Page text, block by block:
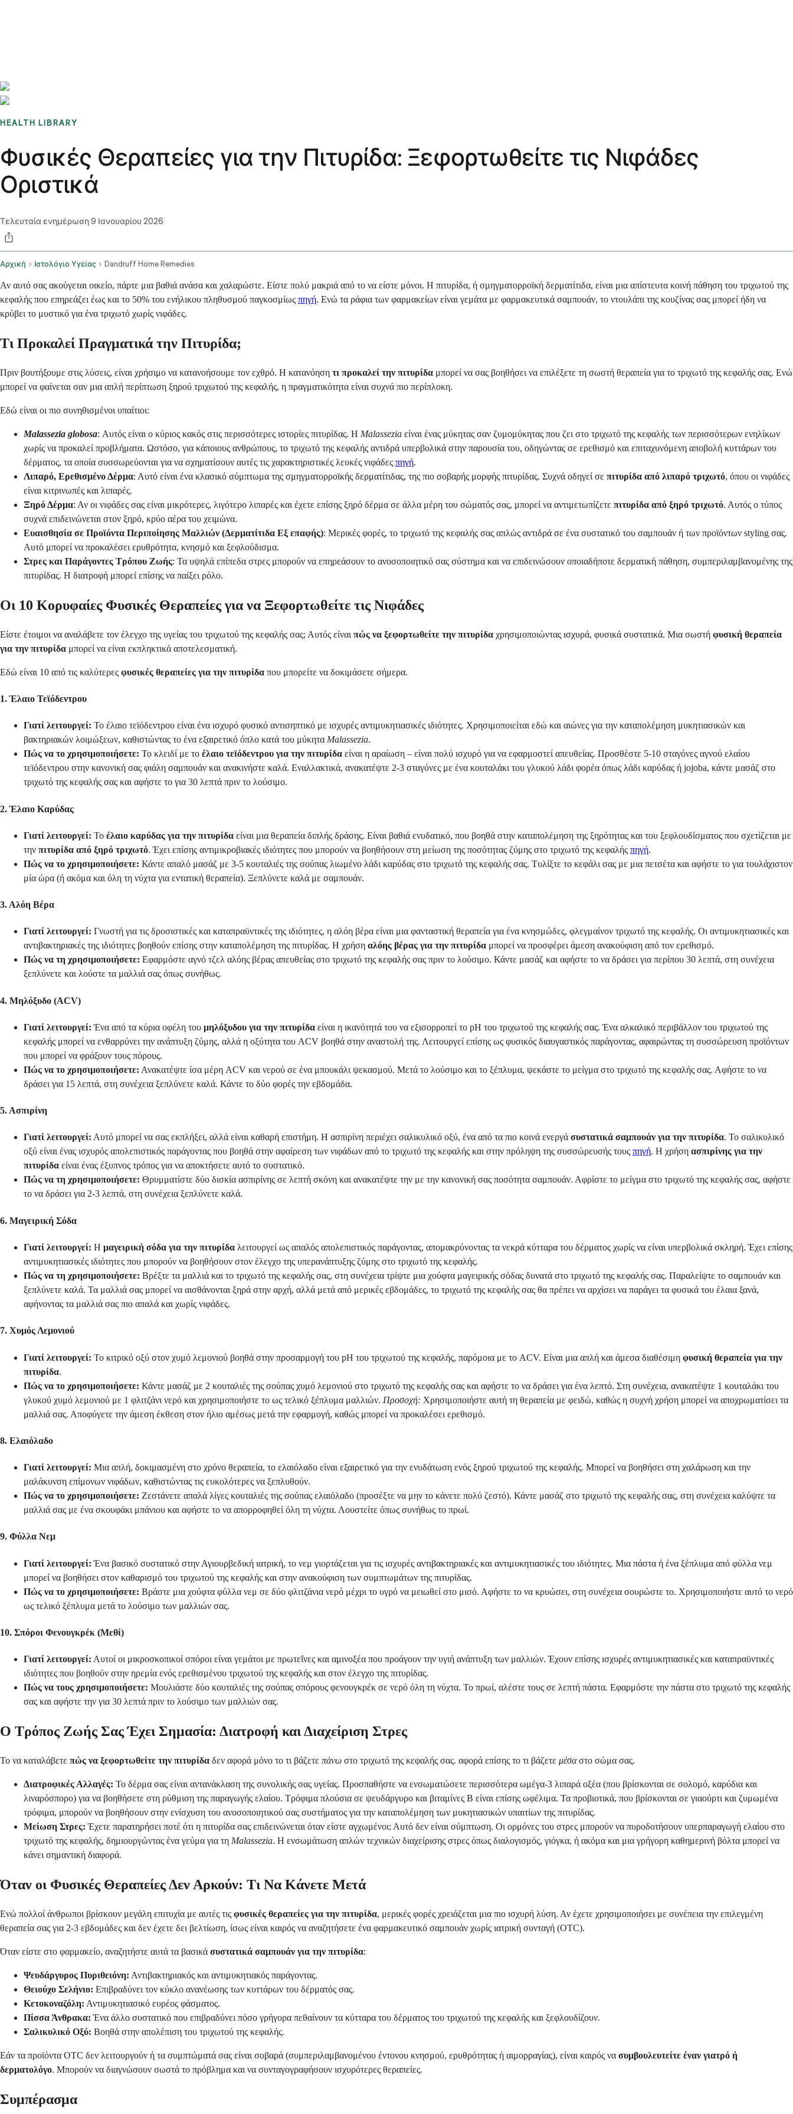
HEALTH LIBRARY
Φυσικές Θεραπείες για την Πιτυρίδα: Ξεφορτωθείτε τις Νιφάδες
Οριστικά
Τελευταία ενημέρωση9 Ιανουαρίου 2026
Αρχική Ιστολόγιο Υγείας Dandruff Home Remedies
Αν αυτό σας ακούγεται οικείο, πάρτε μια βαθιά ανάσα και χαλαρώστε. Είστε πολύ μακριά από το να είστε μόνοι. Η πιτυρίδα, ή σμηγματορροϊκή δερματίτιδα, είναι μια απίστευτα κοινή πάθηση του τριχωτού της
κεφαλής που επηρεάζει έως και το 50% του ενήλικου πληθυσμού παγκοσμίως πηγή. Ενώ τα ράφια των φαρμακείων είναι γεμάτα με φαρμακευτικά σαμπουάν, το ντουλάπι της κουζίνας σας μπορεί ήδη να
κρύβει το μυστικό για ένα τριχωτό χωρίς νιφάδες.
Τι Προκαλεί Πραγματικά την Πιτυρίδα;
Πριν βουτήξουμε στις λύσεις, είναι χρήσιμο να κατανοήσουμε τον εχθρό. Η κατανόηση τι προκαλεί την πιτυρίδα μπορεί να σας βοηθήσει να επιλέξετε τη σωστή θεραπεία για το τριχωτό της κεφαλής σας. Ενώ
μπορεί να φαίνεται σαν μια απλή περίπτωση ξηρού τριχωτού της κεφαλής, η πραγματικότητα είναι συχνά πιο περίπλοκη.
Εδώ είναι οι πιο συνηθισμένοι υπαίτιοι:
Malassezia globosa: Αυτός είναι ο κύριος κακός στις περισσότερες ιστορίες πιτυρίδας. Η Malassezia είναι ένας μύκητας σαν ζυμομύκητας που ζει στο τριχωτό της κεφαλής των περισσότερων ενηλίκων
χωρίς να προκαλεί προβλήματα. Ωστόσο, για κάποιους ανθρώπους, το τριχωτό της κεφαλής αντιδρά υπερβολικά στην παρουσία του, οδηγώντας σε ερεθισμό και επιταχυνόμενη αποβολή κυττάρων του
δέρματος, τα οποία συσσωρεύονται για να σχηματίσουν αυτές τις χαρακτηριστικές λευκές νιφάδες πηγή.
Λιπαρό, Ερεθισμένο Δέρμα: Αυτό είναι ένα κλασικό σύμπτωμα της σμηγματορροϊκής δερματίτιδας, της πιο σοβαρής μορφής πιτυρίδας. Συχνά οδηγεί σε πιτυρίδα από λιπαρό τριχωτό, όπου οι νιφάδες
είναι κιτρινωπές και λιπαρές.
Ξηρό Δέρμα: Αν οι νιφάδες σας είναι μικρότερες, λιγότερο λιπαρές και έχετε επίσης ξηρό δέρμα σε άλλα μέρη του σώματός σας, μπορεί να αντιμετωπίζετε πιτυρίδα από ξηρό τριχωτό. Αυτός ο τύπος
συχνά επιδεινώνεται στον ξηρό, κρύο αέρα του χειμώνα.
Ευαισθησία σε Προϊόντα Περιποίησης Μαλλιών (Δερματίτιδα Εξ επαφής): Μερικές φορές, το τριχωτό της κεφαλής σας απλώς αντιδρά σε ένα συστατικό του σαμπουάν ή των προϊόντων styling σας.
Αυτό μπορεί να προκαλέσει ερυθρότητα, κνησμό και ξεφλούδισμα.
Στρες και Παράγοντες Τρόπου Ζωής: Τα υψηλά επίπεδα στρες μπορούν να επηρεάσουν το ανοσοποιητικό σας σύστημα και να επιδεινώσουν οποιαδήποτε δερματική πάθηση, συμπεριλαμβανομένης της
πιτυρίδας. Η διατροφή μπορεί επίσης να παίξει ρόλο.
Οι 10 Κορυφαίες Φυσικές Θεραπείες για να Ξεφορτωθείτε τις Νιφάδες
Είστε έτοιμοι να αναλάβετε τον έλεγχο της υγείας του τριχωτού της κεφαλής σας; Αυτός είναι πώς να ξεφορτωθείτε την πιτυρίδα χρησιμοποιώντας ισχυρά, φυσικά συστατικά. Μια σωστή φυσική θεραπεία
για την πιτυρίδα μπορεί να είναι εκπληκτικά αποτελεσματική.
Εδώ είναι 10 από τις καλύτερες φυσικές θεραπείες για την πιτυρίδα που μπορείτε να δοκιμάσετε σήμερα.
1. Έλαιο Τεϊόδεντρου
Γιατί λειτουργεί: Το έλαιο τεϊόδεντρου είναι ένα ισχυρό φυσικό αντισηπτικό με ισχυρές αντιμυκητιασικές ιδιότητες. Χρησιμοποιείται εδώ και αιώνες για την καταπολέμηση μυκητιασικών και
βακτηριακών λοιμώξεων, καθιστώντας το ένα εξαιρετικό όπλο κατά του μύκητα Malassezia.
Πώς να το χρησιμοποιήσετε: Το κλειδί με το έλαιο τεϊόδεντρου για την πιτυρίδα είναι η αραίωση – είναι πολύ ισχυρό για να εφαρμοστεί απευθείας. Προσθέστε 5-10 σταγόνες αγνού ελαίου
τεϊόδεντρου στην κανονική σας φιάλη σαμπουάν και ανακινήστε καλά. Εναλλακτικά, ανακατέψτε 2-3 σταγόνες με ένα κουταλάκι του γλυκού λάδι φορέα όπως λάδι καρύδας ή jojoba, κάντε μασάζ στο
τριχωτό της κεφαλής σας και αφήστε το για 30 λεπτά πριν το λούσιμο.
2. Έλαιο Καρύδας
Γιατί λειτουργεί: Το έλαιο καρύδας για την πιτυρίδα είναι μια θεραπεία διπλής δράσης. Είναι βαθιά ενυδατικό, που βοηθά στην καταπολέμηση της ξηρότητας και του ξεφλουδίσματος που σχετίζεται με
την πιτυρίδα από ξηρό τριχωτό. Έχει επίσης αντιμικροβιακές ιδιότητες που μπορούν να βοηθήσουν στη μείωση της ποσότητας ζύμης στο τριχωτό της κεφαλής πηγή.
Πώς να το χρησιμοποιήσετε: Κάντε απαλό μασάζ με 3-5 κουταλιές της σούπας λιωμένο λάδι καρύδας στο τριχωτό της κεφαλής σας. Τυλίξτε το κεφάλι σας με μια πετσέτα και αφήστε το για τουλάχιστον
μία ώρα (ή ακόμα και όλη τη νύχτα για εντατική θεραπεία). Ξεπλύνετε καλά με σαμπουάν.
3. Αλόη Βέρα
Γιατί λειτουργεί: Γνωστή για τις δροσιστικές και καταπραϋντικές της ιδιότητες, η αλόη βέρα είναι μια φανταστική θεραπεία για ένα κνησμώδες, φλεγμαίνον τριχωτό της κεφαλής. Οι αντιμυκητιασικές και
αντιβακτηριακές της ιδιότητες βοηθούν επίσης στην καταπολέμηση της πιτυρίδας. Η χρήση αλόης βέρας για την πιτυρίδα μπορεί να προσφέρει άμεση ανακούφιση από τον ερεθισμό.
Πώς να τη χρησιμοποιήσετε: Εφαρμόστε αγνό τζελ αλόης βέρας απευθείας στο τριχωτό της κεφαλής σας πριν το λούσιμο. Κάντε μασάζ και αφήστε το να δράσει για περίπου 30 λεπτά, στη συνέχεια
ξεπλύνετε και λούστε τα μαλλιά σας όπως συνήθως.
4. Μηλόξυδο (ACV)
Γιατί λειτουργεί: Ένα από τα κύρια οφέλη του μηλόξυδου για την πιτυρίδα είναι η ικανότητά του να εξισορροπεί το pH του τριχωτού της κεφαλής σας. Ένα αλκαλικό περιβάλλον του τριχωτού της
κεφαλής μπορεί να ενθαρρύνει την ανάπτυξη ζύμης, αλλά η οξύτητα του ACV βοηθά στην αναστολή της. Λειτουργεί επίσης ως φυσικός διαυγαστικός παράγοντας, αφαιρώντας τη συσσώρευση προϊόντων
που μπορεί να φράξουν τους πόρους.
Πώς να το χρησιμοποιήσετε: Ανακατέψτε ίσα μέρη ACV και νερού σε ένα μπουκάλι ψεκασμού. Μετά το λούσιμο και το ξέπλυμα, ψεκάστε το μείγμα στο τριχωτό της κεφαλής σας. Αφήστε το να
δράσει για 15 λεπτά, στη συνέχεια ξεπλύνετε καλά. Κάντε το δύο φορές την εβδομάδα.
5. Ασπιρίνη
Γιατί λειτουργεί: Αυτό μπορεί να σας εκπλήξει, αλλά είναι καθαρή επιστήμη. Η ασπιρίνη περιέχει σαλικυλικό οξύ, ένα από τα πιο κοινά ενεργά συστατικά σαμπουάν για την πιτυρίδα. Το σαλικυλικό
οξύ είναι ένας ισχυρός απολεπιστικός παράγοντας που βοηθά στην αφαίρεση των νιφάδων από το τριχωτό της κεφαλής και στην πρόληψη της συσσώρευσής τους πηγή. Η χρήση ασπιρίνης για την
πιτυρίδα είναι ένας έξυπνος τρόπος για να αποκτήσετε αυτό το συστατικό.
Πώς να τη χρησιμοποιήσετε: Θρυμματίστε δύο δισκία ασπιρίνης σε λεπτή σκόνη και ανακατέψτε την με την κανονική σας ποσότητα σαμπουάν. Αφρίστε το μείγμα στο τριχωτό της κεφαλής σας, αφήστε
το να δράσει για 2-3 λεπτά, στη συνέχεια ξεπλύνετε καλά.
6. Μαγειρική Σόδα
Γιατί λειτουργεί: Η μαγειρική σόδα για την πιτυρίδα λειτουργεί ως απαλός απολεπιστικός παράγοντας, απομακρύνοντας τα νεκρά κύτταρα του δέρματος χωρίς να είναι υπερβολικά σκληρή. Έχει επίσης
αντιμυκητιασικές ιδιότητες που μπορούν να βοηθήσουν στον έλεγχο της υπερανάπτυξης ζύμης στο τριχωτό της κεφαλής.
Πώς να τη χρησιμοποιήσετε: Βρέξτε τα μαλλιά και το τριχωτό της κεφαλής σας, στη συνέχεια τρίψτε μια χούφτα μαγειρικής σόδας δυνατά στο τριχωτό της κεφαλής σας. Παραλείψτε το σαμπουάν και
ξεπλύνετε καλά. Τα μαλλιά σας μπορεί να αισθάνονται ξηρά στην αρχή, αλλά μετά από μερικές εβδομάδες, το τριχωτό της κεφαλής σας θα πρέπει να αρχίσει να παράγει τα φυσικά του έλαια ξανά,
αφήνοντας τα μαλλιά σας πιο απαλά και χωρίς νιφάδες.
7. Χυμός Λεμονιού
Γιατί λειτουργεί: Το κιτρικό οξύ στον χυμό λεμονιού βοηθά στην προσαρμογή του pH του τριχωτού της κεφαλής, παρόμοια με το ACV. Είναι μια απλή και άμεσα διαθέσιμη φυσική θεραπεία για την
πιτυρίδα.
Πώς να το χρησιμοποιήσετε: Κάντε μασάζ με 2 κουταλιές της σούπας χυμό λεμονιού στο τριχωτό της κεφαλής σας και αφήστε το να δράσει για ένα λεπτό. Στη συνέχεια, ανακατέψτε 1 κουταλάκι του
γλυκού χυμό λεμονιού με 1 φλιτζάνι νερό και χρησιμοποιήστε το ως τελικό ξέπλυμα μαλλιών. Προσοχή: Χρησιμοποιήστε αυτή τη θεραπεία με φειδώ, καθώς η συχνή χρήση μπορεί να αποχρωματίσει τα
μαλλιά σας. Αποφύγετε την άμεση έκθεση στον ήλιο αμέσως μετά την εφαρμογή, καθώς μπορεί να προκαλέσει ερεθισμό.
8. Ελαιόλαδο
Γιατί λειτουργεί: Μια απλή, δοκιμασμένη στο χρόνο θεραπεία, το ελαιόλαδο είναι εξαιρετικό για την ενυδάτωση ενός ξηρού τριχωτού της κεφαλής. Μπορεί να βοηθήσει στη χαλάρωση και την
μαλάκυνση επίμονων νιφάδων, καθιστώντας τις ευκολότερες να ξεπλυθούν.
Πώς να το χρησιμοποιήσετε: Ζεστάνετε απαλά λίγες κουταλιές της σούπας ελαιόλαδο (προσέξτε να μην το κάνετε πολύ ζεστό). Κάντε μασάζ στο τριχωτό της κεφαλής σας, στη συνέχεια καλύψτε τα
μαλλιά σας με ένα σκουφάκι μπάνιου και αφήστε το να απορροφηθεί όλη τη νύχτα. Λουστείτε όπως συνήθως το πρωί.
9. Φύλλα Νεμ
Γιατί λειτουργεί: Ένα βασικό συστατικό στην Αγιουρβεδική ιατρική, το νεμ γιορτάζεται για τις ισχυρές αντιβακτηριακές και αντιμυκητιασικές του ιδιότητες. Μια πάστα ή ένα ξέπλυμα από φύλλα νεμ
μπορεί να βοηθήσει στον καθαρισμό του τριχωτού της κεφαλής και στην ανακούφιση των συμπτωμάτων της πιτυρίδας.
Πώς να το χρησιμοποιήσετε: Βράστε μια χούφτα φύλλα νεμ σε δύο φλιτζάνια νερό μέχρι το υγρό να μειωθεί στο μισό. Αφήστε το να κρυώσει, στη συνέχεια σουρώστε το. Χρησιμοποιήστε αυτό το νερό
ως τελικό ξέπλυμα μετά το λούσιμο των μαλλιών σας.
10. Σπόροι Φενουγκρέκ (Μεθί)
Γιατί λειτουργεί: Αυτοί οι μικροσκοπικοί σπόροι είναι γεμάτοι με πρωτεΐνες και αμινοξέα που προάγουν την υγιή ανάπτυξη των μαλλιών. Έχουν επίσης ισχυρές αντιμυκητιασικές και καταπραϋντικές
ιδιότητες που βοηθούν στην ηρεμία ενός ερεθισμένου τριχωτού της κεφαλής και στον έλεγχο της πιτυρίδας.
Πώς να τους χρησιμοποιήσετε: Μουλιάστε δύο κουταλιές της σούπας σπόρους φενουγκρέκ σε νερό όλη τη νύχτα. Το πρωί, αλέστε τους σε λεπτή πάστα. Εφαρμόστε την πάστα στο τριχωτό της κεφαλής
σας και αφήστε την για 30 λεπτά πριν το λούσιμο των μαλλιών σας.
Ο Τρόπος Ζωής Σας Έχει Σημασία: Διατροφή και Διαχείριση Στρες
Το να καταλάβετε πώς να ξεφορτωθείτε την πιτυρίδα δεν αφορά μόνο το τι βάζετε πάνω στο τριχωτό της κεφαλής σας. αφορά επίσης το τι βάζετε μέσαστο σώμα σας.
Διατροφικές Αλλαγές: Το δέρμα σας είναι αντανάκλαση της συνολικής σας υγείας. Προσπαθήστε να ενσωματώσετε περισσότερα ωμέγα-3 λιπαρά οξέα (που βρίσκονται σε σολομό, καρύδια και
λιναρόσπορο) για να βοηθήσετε στη ρύθμιση της παραγωγής ελαίου. Τρόφιμα πλούσια σε ψευδάργυρο και βιταμίνες Β είναι επίσης ωφέλιμα. Τα προβιοτικά, που βρίσκονται σε γιαούρτι και ζυμωμένα
τρόφιμα, μπορούν να βοηθήσουν στην ενίσχυση του ανοσοποιητικού σας συστήματος για την καταπολέμηση των μυκητιασικών υπαιτίων της πιτυρίδας.
Μείωση Στρες: Έχετε παρατηρήσει ποτέ ότι η πιτυρίδα σας επιδεινώνεται όταν είστε αγχωμένοι; Αυτό δεν είναι σύμπτωση. Οι ορμόνες του στρες μπορούν να πυροδοτήσουν υπερπαραγωγή ελαίου στο
τριχωτό της κεφαλής, δημιουργώντας ένα γεύμα για τη Malassezia. Η ενσωμάτωση απλών τεχνικών διαχείρισης στρες όπως διαλογισμός, γιόγκα, ή ακόμα και μια γρήγορη καθημερινή βόλτα μπορεί να
κάνει σημαντική διαφορά.
Όταν οι Φυσικές Θεραπείες Δεν Αρκούν: Τι Να Κάνετε Μετά
Ενώ πολλοί άνθρωποι βρίσκουν μεγάλη επιτυχία με αυτές τις φυσικές θεραπείες για την πιτυρίδα, μερικές φορές χρειάζεται μια πιο ισχυρή λύση. Αν έχετε χρησιμοποιήσει με συνέπεια την επιλεγμένη
θεραπεία σας για 2-3 εβδομάδες και δεν έχετε δει βελτίωση, ίσως είναι καιρός να αναζητήσετε ένα φαρμακευτικό σαμπουάν χωρίς ιατρική συνταγή (OTC).
Όταν είστε στο φαρμακείο, αναζητήστε αυτά τα βασικά συστατικά σαμπουάν για την πιτυρίδα:
Ψευδάργυρος Πυριθειόνη: Αντιβακτηριακός και αντιμυκητιακός παράγοντας.
Θειούχο Σελήνιο: Επιβραδύνει τον κύκλο ανανέωσης των κυττάρων του δέρματός σας.
Κετοκοναζόλη: Αντιμυκητιασικό ευρέος φάσματος.
Πίσσα Άνθρακα: Ένα άλλο συστατικό που επιβραδύνει πόσο γρήγορα πεθαίνουν τα κύτταρα του δέρματος του τριχωτού της κεφαλής και ξεφλουδίζουν.
Σαλικυλικό Οξύ: Βοηθά στην απολέπιση του τριχωτού της κεφαλής.
Εάν τα προϊόντα OTC δεν λειτουργούν ή τα συμπτώματά σας είναι σοβαρά (συμπεριλαμβανομένου έντονου κνησμού, ερυθρότητας ή αιμορραγίας), είναι καιρός να συμβουλευτείτε έναν γιατρό ή
δερματολόγο. Μπορούν να διαγνώσουν σωστά το πρόβλημα και να συνταγογραφήσουν ισχυρότερες θεραπείες.
Συμπέρασμα